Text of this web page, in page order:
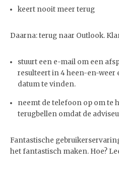
keert nooit meer terug
Daarna: terug naar Outlook.
stuurt een e-mail om een
resulteert in 4 heen-en-weer
datum te vinden.
neemt de telefoon op om te
terugbellen omdat de
Fantastische
het fantastisch maken. Hoe?